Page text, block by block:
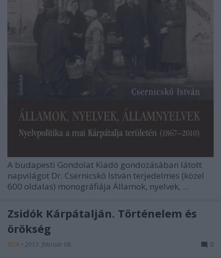
A budapesti Gondolat Kiadó gondozásában látott
napvilágot Dr. Csernicskó István terjedelmes (közel
600 oldalas) monográfiája Államok, nyelvek, ...
Zsidók Kárpátalján. Történelem és
örökség
BDK • 2013. február 08. 0